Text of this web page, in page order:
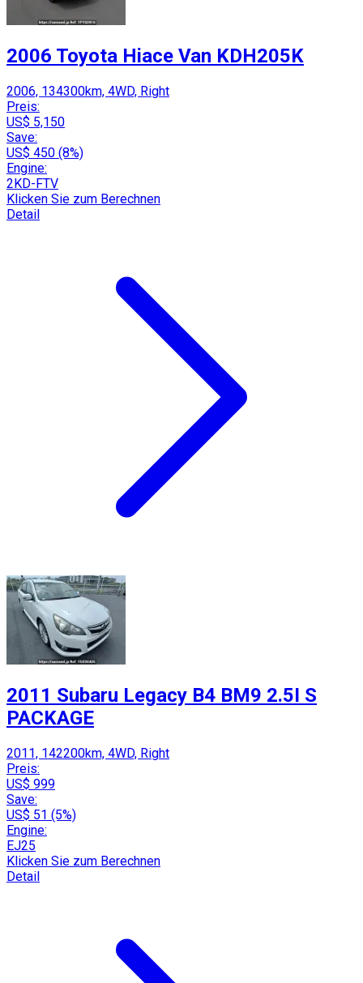
2006 Toyota Hiace Van KDH205K
2006, 134300km, 4WD, Right
Preis:
US$ 5,150
Save:
US$ 450 (8%)
Engine:
2KD-FTV
Klicken Sie zum Berechnen
Detail
2011 Subaru Legacy B4 BM9 2.5I S
PACKAGE
2011, 142200km, 4WD, Right
Preis:
US$ 999
Save:
US$ 51 (5%)
Engine:
EJ25
Klicken Sie zum Berechnen
Detail